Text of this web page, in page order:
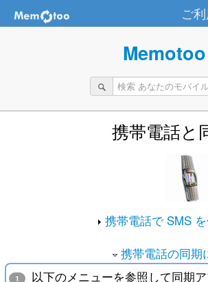
ご
Memotoo
携帯電話と
携帯電話で SMS
携帯電話の同期
1 以下のメニューを参照して同期